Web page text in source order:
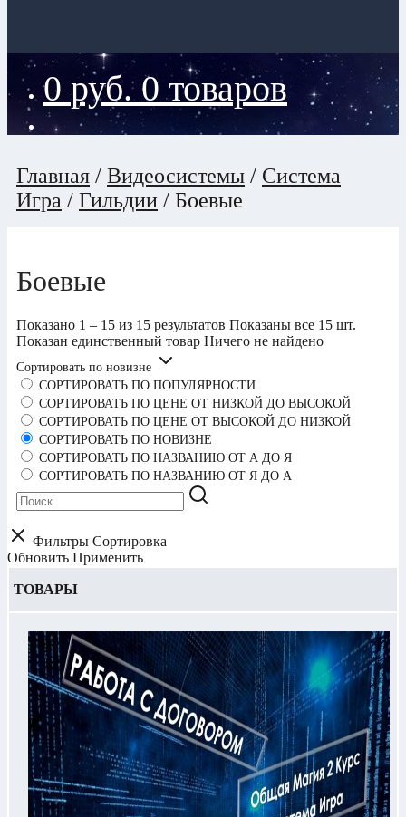
0 руб. 0 товаров
Главная / Видеосистемы / Система
Игра / Гильдии / Боевые
Боевые
Показано 1 – 15 из 15 результатов Показаны все 15 шт.
Показан единственный товар Ничего не найдено
Сортировать по новизне
СОРТИРОВАТЬ ПО ПОПУЛЯРНОСТИ
СОРТИРОВАТЬ ПО ЦЕНЕ ОТ НИЗКОЙ ДО ВЫСОКОЙ
СОРТИРОВАТЬ ПО ЦЕНЕ ОТ ВЫСОКОЙ ДО НИЗКОЙ
СОРТИРОВАТЬ ПО НОВИЗНЕ
СОРТИРОВАТЬ ПО НАЗВАНИЮ ОТ А ДО Я
СОРТИРОВАТЬ ПО НАЗВАНИЮ ОТ Я ДО А
Фильтры Сортировка
Обновить Применить
ТОВАРЫ